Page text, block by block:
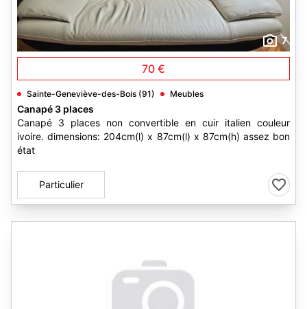
7
70 €
Sainte-Geneviève-des-Bois (91) Meubles
Canapé 3 places
Canapé 3 places non convertible en cuir italien couleur
ivoire. dimensions: 204cm(l) x 87cm(l) x 87cm(h) assez bon
état
Particulier